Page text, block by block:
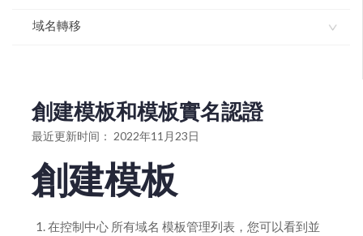
域名如何使用dnssec
如何批量離線註冊域名
進入域名管理並查看域名信息
域名獨立解析API-介面文檔
域名如何解析指向郵局
雲解析域名如何做cname解析指向
域名模闆服務協議
域名轉移
國際英文域名轉入流程
如何進行域名轉出（獲取域名轉移密碼）
如何辦理國家頂級域名轉移註冊服務商
如何辦理國際域名轉移註冊商
創建模板和模板實名認證
最近更新时间： 2022年11月23日
創建模板
在控制中心 所有域名 模板管理列表，您可以看到並